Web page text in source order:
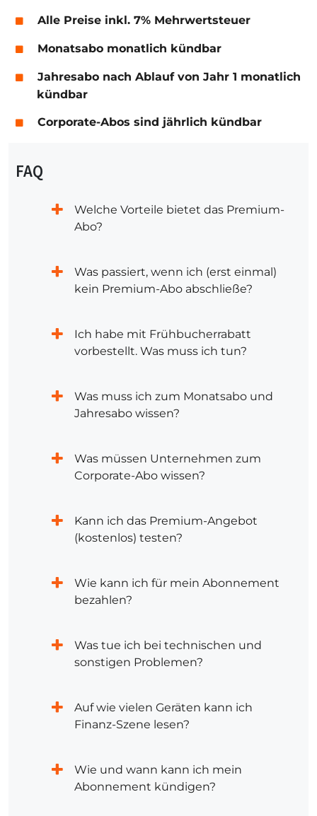
Alle Preise inkl. 7% Mehrwertsteuer
Monatsabo monatlich kündbar
Jahresabo nach Ablauf von Jahr 1 monatlich
kündbar
Corporate-Abos sind jährlich kündbar
FAQ
Welche Vorteile bietet das Premium-
Abo?
Was passiert, wenn ich (erst einmal)
kein Premium-Abo abschließe?
Ich habe mit Frühbucherrabatt
vorbestellt. Was muss ich tun?
Was muss ich zum Monatsabo und
Jahresabo wissen?
Was müssen Unternehmen zum
Corporate-Abo wissen?
Kann ich das Premium-Angebot
(kostenlos) testen?
Wie kann ich für mein Abonnement
bezahlen?
Was tue ich bei technischen und
sonstigen Problemen?
Auf wie vielen Geräten kann ich
Finanz-Szene lesen?
Wie und wann kann ich mein
Abonnement kündigen?